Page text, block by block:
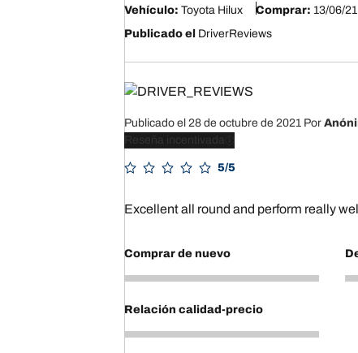
Vehículo: Toyota Hilux Comprar: 13/06/21
Publicado el DriverReviews
Publicado el 28 de octubre de 2021 Por
Reseña incentivada
5/5
Excellent all round and perform really
Comprar de nuevo
5 5
Relación calidad-precio
5